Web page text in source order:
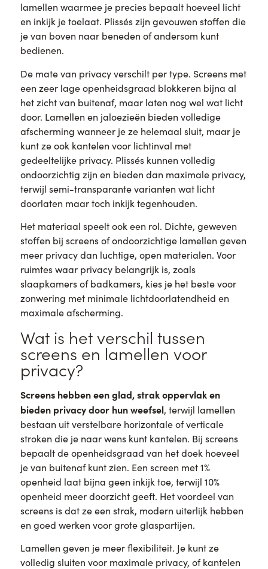
lamellen waarmee je precies bepaalt hoeveel licht
en inkijk je toelaat. Plissés zijn gevouwen stoffen die
je van boven naar beneden of andersom kunt
bedienen.
De mate van privacy verschilt per type. Screens met
een zeer lage openheidsgraad blokkeren bijna al
het zicht van buitenaf, maar laten nog wel wat licht
door. Lamellen en jaloezieën bieden volledige
afscherming wanneer je ze helemaal sluit, maar je
kunt ze ook kantelen voor lichtinval met
gedeeltelijke privacy. Plissés kunnen volledig
ondoorzichtig zijn en bieden dan maximale privacy,
terwijl semi-transparante varianten wat licht
doorlaten maar toch inkijk tegenhouden.
Het materiaal speelt ook een rol. Dichte, geweven
stoffen bij screens of ondoorzichtige lamellen geven
meer privacy dan luchtige, open materialen. Voor
ruimtes waar privacy belangrijk is, zoals
slaapkamers of badkamers, kies je het beste voor
zonwering met minimale lichtdoorlatendheid en
maximale afscherming.
Wat is het verschil tussen
screens en lamellen voor
privacy?
Screens hebben een glad, strak oppervlak en
bieden privacy door hun weefsel, terwijl lamellen
bestaan uit verstelbare horizontale of verticale
stroken die je naar wens kunt kantelen. Bij screens
bepaalt de openheidsgraad van het doek hoeveel
je van buitenaf kunt zien. Een screen met 1%
openheid laat bijna geen inkijk toe, terwijl 10%
openheid meer doorzicht geeft. Het voordeel van
screens is dat ze een strak, modern uiterlijk hebben
en goed werken voor grote glaspartijen.
Lamellen geven je meer flexibiliteit. Je kunt ze
volledig sluiten voor maximale privacy, of kantelen